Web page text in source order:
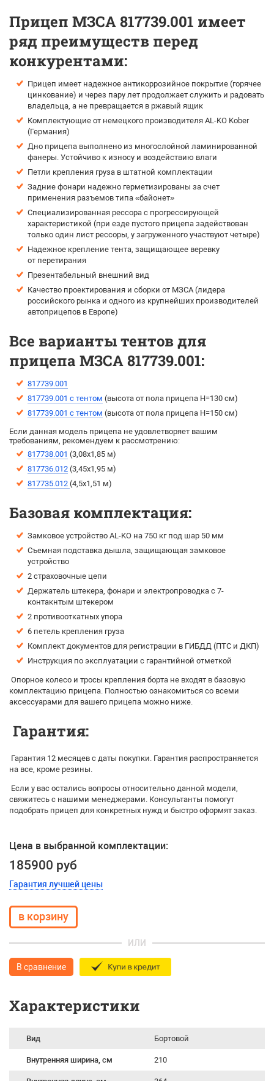
Прицеп МЗСА 817739.001 имеет
ряд преимуществ перед
конкурентами:
Прицеп имеет надежное антикоррозийное покрытие (горячее
цинкование) и через пару лет продолжает служить и радовать
владельца, а не превращается в ржавый ящик
Комплектующие от немецкого производителя AL-KO Kober
(Германия)
Дно прицепа выполнено из многослойной ламинированной
фанеры. Устойчиво к износу и воздействию влаги
Петли крепления груза в штатной комплектации
Задние фонари надежно герметизированы за счет
применения разъемов типа «байонет»
Специализированная рессора с прогрессирующей
характеристикой (при езде пустого прицепа задействован
только один лист рессоры, у загруженного участвуют четыре)
Надежное крепление тента, защищающее веревку
от перетирания
Презентабельный внешний вид
Качество проектирования и сборки от МЗСА (лидера
российского рынка и одного из крупнейших производителей
автоприцепов в Европе)
Все варианты тентов для
прицепа МЗСА 817739.001:
817739.001
817739.001 с тентом (высота от пола прицепа H=130 см)
817739.001 с тентом (высота от пола прицепа H=150 см)
Если данная модель прицепа не удовлетворяет вашим
требованиям, рекомендуем к рассмотрению:
817738.001 (3,08х1,85 м)
817736.012 (3,45х1,95 м)
817735.012 (4,5х1,51 м)
Базовая комплектация:
Замковое устройство AL-KO на 750 кг под шар 50 мм
Съемная подставка дышла, защищающая замковое
устройство
2 страховочные цепи
Держатель штекера, фонари и электропроводка с 7-
контакнтым штекером
2 противооткатных упора
6 петель крепления груза
Комплект документов для регистрации в ГИБДД (ПТС и ДКП)
Инструкция по эксплуатации с гарантийной отметкой
Опорное колесо и тросы крепления борта не входят в базовую
комплектацию прицепа. Полностью ознакомиться со всеми
аксессуарами для вашего прицепа можно ниже.
Гарантия:
Гарантия 12 месяцев с даты покупки. Гарантия распространяется
на все, кроме резины.
Если у вас остались вопросы относительно данной модели,
свяжитесь с нашими менеджерами. Консультанты помогут
подобрать прицеп для конкретных нужд и быстро оформят заказ.
Цена в выбранной комплектации:
185900 руб
Гарантия лучшей цены
ИЛИ
В сравнение
Характеристики
Вид Бортовой
Внутренняя ширина, см 210